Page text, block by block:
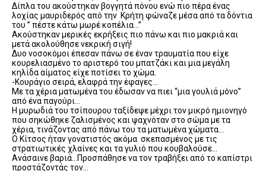
Δίπλα του ακούστηκαν βογγητά πόνου ενώ πιο πέρα ένας
λοχίας μαυριδερός από την Κρήτη φώναζε μέσα από τα δόντια
του ” πέστε κάτω μωρέ κοπέλια…”
Ακούστηκαν μερικές εκρήξεις πιο πάνω και πιο μακριά και
μετά ακολούθησε νεκρική σιγή!
Δυο νοσοκόμοι έπεσαν πάνω σε έναν τραυματία που είχε
κουρελιασμένο το αριστερό του μπατζάκι και μια μεγάλη
κηλίδα αίματος είχε ποτίσει το χώμα.
-Κουράγιο σειρά, ελαφρά την έφαγες…
Με τα χέρια ματωμένα του έδωσαν να πιει “μια γουλιά μόνο”
από ένα παγούρι…
Η μυρωδιά του τσίπουρου ταξίδεψε μέχρι τον μικρό ημιονηγό
που σηκώθηκε ζαλισμένος και ψαχνόταν στο σώμα με τα
χέρια, τινάζοντας από πάνω του τα ματωμένα χώματα…
Ο Κίτσος ήταν γονατιστός ακόμα σκεπασμένος με τις
στρατιωτικές χλαίνες και τα γυλιό που κουβαλούσε…
Ανάσαινε βαριά…Προσπάθησε να τον τραβήξει από το καπίστρι
προστάζοντάς τον…